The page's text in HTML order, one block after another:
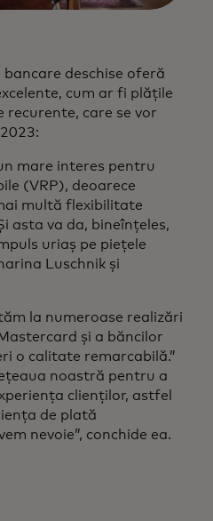
deschise oferă
cum ar fi plățile
recurente, care se vor
mare interes pentru
(VRP), deoarece
multă flexibilitate
asta va da, bineînțeles,
uriaș pe piețele
Luschnik și
la numeroase realizări
și a băncilor
o calitate remarcabilă.”
noastră pentru a
clienților, astfel
de plată
nevoie”, conchide ea.